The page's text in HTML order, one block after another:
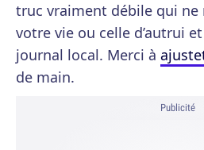
truc vraiment débile qui ne
votre vie ou celle d’autrui
journal local. Merci à
de main.
Publicité